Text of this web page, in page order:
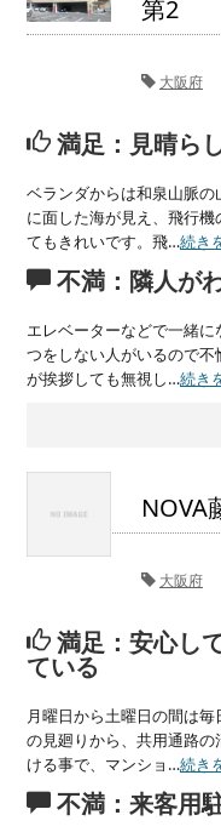
第2
大阪府
満足：見晴ら
ベランダからは和泉山脈
に面した海が見え、飛行
てもきれいです。飛…続き
不満：隣人が
エレベーターなどで一緒
つをしない人がいるので
が挨拶しても無視し…続き
NOVA
大阪府
満足：安心し
ている
月曜日から土曜日の間は
の見廻りから、共用通路
ける事で、マンショ…続き
不満：来客用